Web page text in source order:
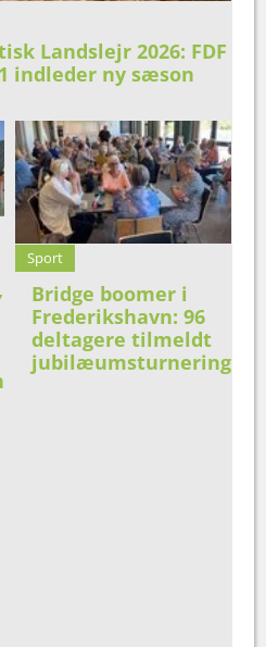
Landslejr 2026: FDF
indleder ny sæson
Sport
Bridge boomer i
Frederikshavn: 96
deltagere tilmeldt
jubilæumsturnering